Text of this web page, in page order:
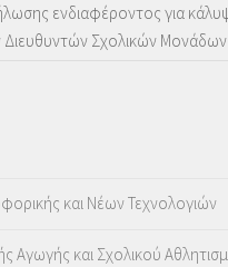
ενδιαφέροντος για
Σχολικών Μονάδων
και Νέων Τεχνολογιών
Αγωγής και Σχολικού